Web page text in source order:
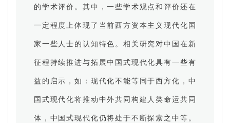
的学术评价。其中，一些学术观点和评价还在
一定程度上体现了当前西方资本主义现代化国
家一些人士的认知特色。相关研究对中国在新
征程持续推进与拓展中国式现代化具有一些有
益的启示，如：现代化不能等同于西方化，中
国式现代化将推动中外共同构建人类命运共同
体，中国式现代化仍将处于不断探索之中等。